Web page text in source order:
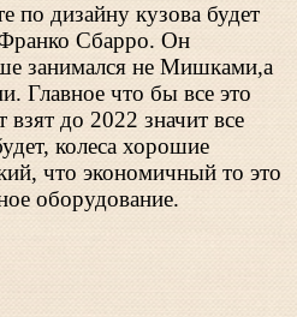
по дизайну кузова будет
Франко Сбарро. Он
занимался не Мишками,а
Главное что бы все это
до 2022 значит все
колеса хорошие
что экономичный то это
оборудование.